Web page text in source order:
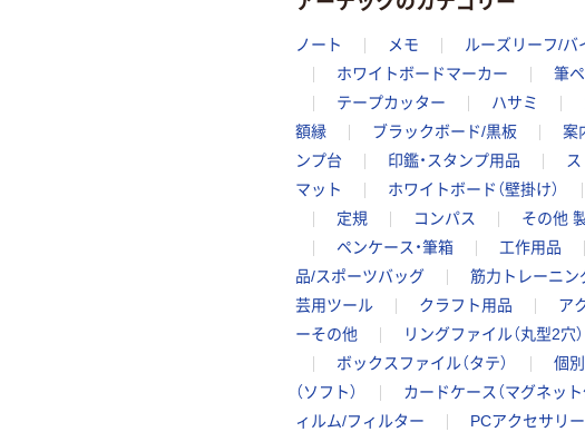
ノート メモ ルーズリーフ/バ
ホワイトボードマーカー
筆
テープカッター
ハサミ
額縁
ブラックボード/黒板 案
ンプ台
印鑑・スタンプ用品
マット
ホワイトボード（壁掛け）
定規
コンパス その他
ペンケース・筆箱
工作用品
品/スポーツバッグ
筋力トレーニン
芸用ツール
クラフト用品 ア
ーその他
リングファイル（丸型2穴）
ボックスファイル（タテ）
個別
（ソフト）
カードケース（マグネット
ィルム/フィルター
PCアクセサリー